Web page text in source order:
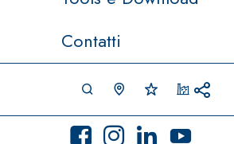
Contatti
piano